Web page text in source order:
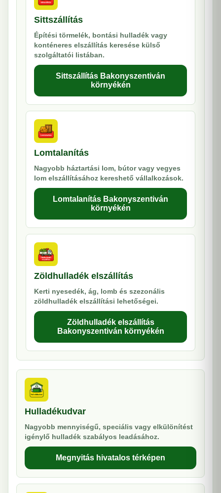
Sittszállítás
Építési törmelék, bontási hulladék vagy
konténeres elszállítás keresése külső
szolgáltatói listában.
Sittszállítás Bakonyszentiván
környékén
Lomtalanítás
Nagyobb háztartási lom, bútor vagy vegyes
lom elszállításához kereshető vállalkozások.
Lomtalanítás Bakonyszentiván
környékén
Zöldhulladék elszállítás
Kerti nyesedék, ág, lomb és szezonális
zöldhulladék elszállítási lehetőségei.
Zöldhulladék elszállítás
Bakonyszentiván környékén
Hulladékudvar
Nagyobb mennyiségű, speciális vagy elkülönítést
igénylő hulladék szabályos leadásához.
Megnyitás hivatalos térképen